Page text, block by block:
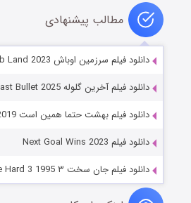
مطالب پیشنهادی
دانلود فیلم سرزمین اوباش Mob Land 2023
دانلود فیلم آخرین گلوله Last Bullet 2025
دانلود فیلم بهشت حتما همین است It Must Be Heaven 2019
دانلود فیلم Next Goal Wins 2023
دانلود فیلم جان سخت ۳ Die Hard 3 1995